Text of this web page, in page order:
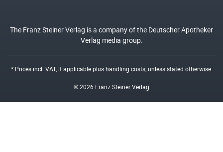
The Franz Steiner Verlag is a company of the Deutscher Apotheker
Verlag media group.
* Prices incl. VAT, if applicable plushandling costs, unless stated otherwise.
© 2026 Franz Steiner Verlag